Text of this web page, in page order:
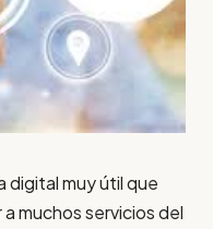
digital muy útil que
muchos servicios del